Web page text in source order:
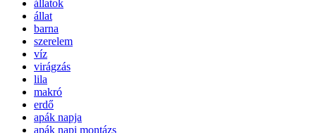
állatok
állat
barna
szerelem
víz
virágzás
lila
makró
erdő
apák napja
apák napi montázs